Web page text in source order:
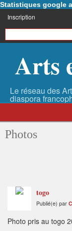
Statistiques google
Inscription
Arts
Photos
togo
Publié(e) par
Photo pris au togo